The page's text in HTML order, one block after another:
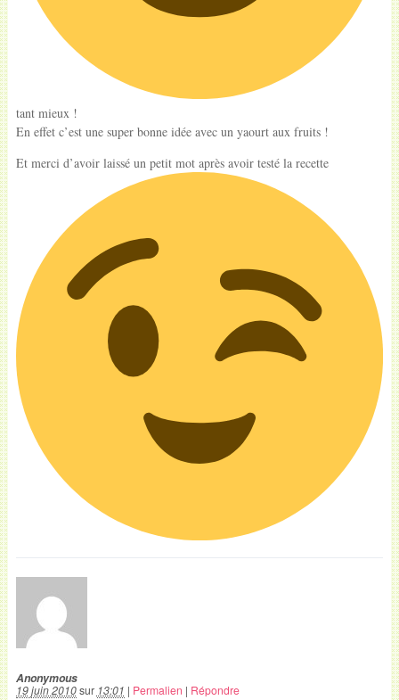
tant mieux !
En effet c’est une super bonne idée avec un yaourt aux fruits !
Et merci d’avoir laissé un petit mot après avoir testé la recette
Anonymous
19 juin 2010sur 13:01 | Permalien | Répondre